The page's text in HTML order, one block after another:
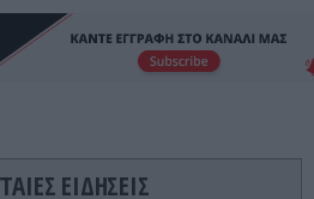
ΕΙΔΗΣΕΙΣ